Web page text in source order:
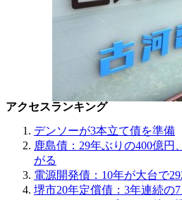
アクセスランキング
デンソーが3本立て債を準備
鹿島債：29年ぶりの400億円
がる
電源開発債：10年が大台で
堺市20年定償債：3年連続の7